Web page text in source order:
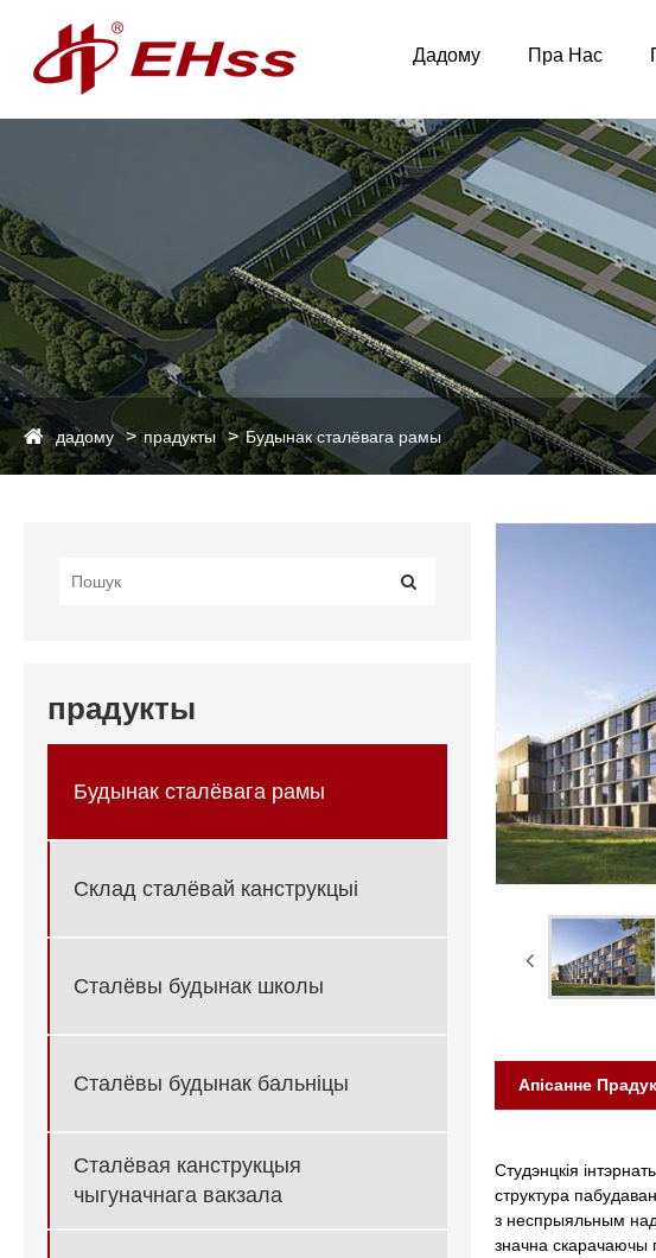
Дадому Пра Нас
дадому прадукты Будынак сталёвага рамы
прадукты
Будынак сталёвага рамы
Склад сталёвай канструкцыі
Сталёвы будынак школы
Сталёвы будынак бальніцы
Сталёвая канструкцыя
чыгуначнага вакзала
Апісанне
Студэнцкія
структура
з неспрыяльным
значна скарачаючы